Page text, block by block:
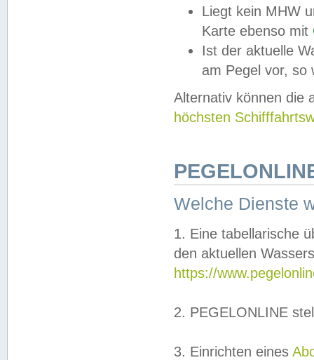
Liegt kein MHW
Karte ebenso mit
Ist der aktuelle
am Pegel vor,
Alternativ können die
höchsten
Welche Dienste
1. Eine tabellarische
den aktuellen
https://
2. PEGELONLINE
3. Einrichten eines